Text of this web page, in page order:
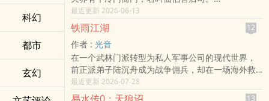
科幻
都市
玄幻
的白无常袖中总滑落半块染血玉佩，这场看似胡闹
的修行之旅，逐渐揭开千年前仙魔大战的惊天秘
**章节亮点**：
- 爆衣修炼法：从腰带到发带都要暗藏爆裂符的「防
身技巧」
- 美食诱捕术：论如何用麻辣兔头驯服千年剑灵
- 反向碰瓷学：被追杀时要主动摔进对方怀里喊非礼
别人负责牵红线，云棠负责收拾烂姻缘。
冷战三百年的仙侣、成亲当日就要和离的神君、表
面恩爱实则互相折磨的模范夫妻，全都归她管。
她一向不信天命，只信真心。
姻缘能修就修，修不好就拆。
直到某日，三界第一战神谢无寂带着一卷残破姻缘
簿登门，冷声要求解除姻缘。
云棠翻开一看，却发现他的仙侣名字早已被人抹
最近更新 2026-06-13
铁雨江湖 12
作者 : 光音
在一个武林门派转型为私人军事公司的现代世界，
前正派弟子陆沉舟成为战争佣兵，却在一场海外救
援任务中揭开二十年前的江湖阴谋，并被迫面对一
个问题：当侠义被写进合约，江湖还剩下什么？
最近更新 2026-07-28
13